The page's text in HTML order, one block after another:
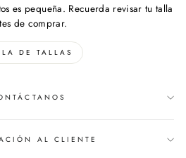
es pequeña. Recuerda revisar tu talla
de comprar.
DE TALLAS
AL CLIENTE